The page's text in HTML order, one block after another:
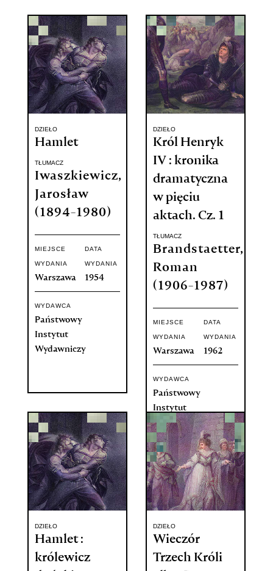
DZIEŁO
Hamlet
TŁUMACZ
Iwaszkiewicz,
Jarosław
(1894-1980)
MIEJSCE
WYDANIA
Warszawa
DATA
WYDANIA
1954
WYDAWCA
Państwowy
Instytut
Wydawniczy
DZIEŁO
Król Henryk
IV : kronika
dramatyczna
w pięciu
aktach. Cz. 1
TŁUMACZ
Brandstaetter,
Roman
(1906-1987)
MIEJSCE
WYDANIA
Warszawa
DATA
WYDANIA
1962
WYDAWCA
Państwowy
Instytut
Wydawniczy
DZIEŁO
Hamlet :
królewicz
DZIEŁO
Wieczór
Trzech Króli